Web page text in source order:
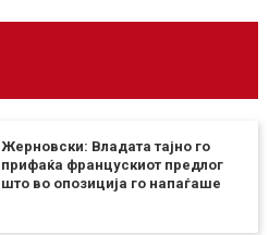
Жерновски: Владата тајно го
прифаќа францускиот предлог
што во опозиција го напаѓаше